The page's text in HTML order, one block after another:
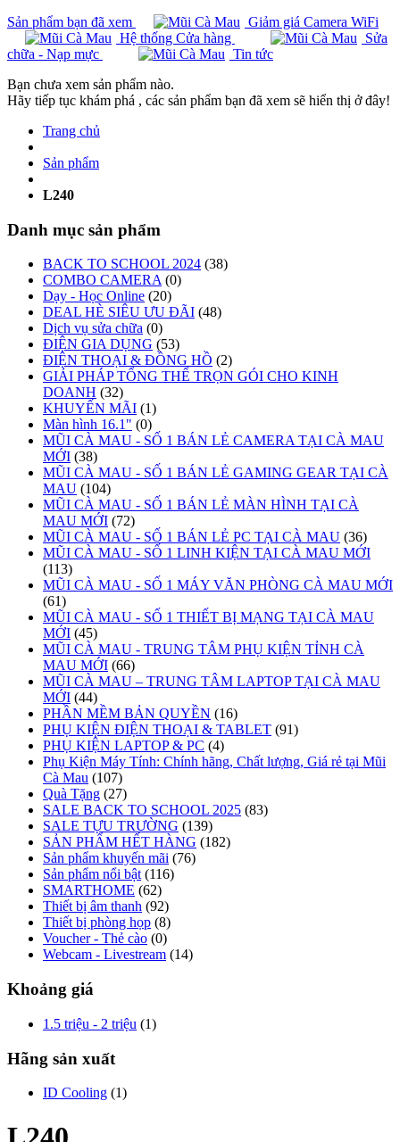
Sản phẩm bạn đã xem
Giảm giá Camera WiFi
Hệ thống Cửa hàng
Sửa
chữa - Nạp mực
Tin tức
Bạn chưa xem sản phẩm nào.
Hãy tiếp tục khám phá , các sản phẩm bạn đã xem sẽ hiển thị ở đây!
Trang chủ
Sản phẩm
L240
Danh mục sản phẩm
BACK TO SCHOOL 2024 (38)
COMBO CAMERA (0)
Dạy - Học Online (20)
DEAL HÈ SIÊU ƯU ĐÃI (48)
Dịch vụ sửa chữa (0)
ĐIỆN GIA DỤNG (53)
ĐIỆN THOẠI & ĐỒNG HỒ (2)
GIẢI PHÁP TỔNG THỂ TRỌN GÓI CHO KINH
DOANH (32)
KHUYẾN MÃI (1)
Màn hình 16.1" (0)
MŨI CÀ MAU - SỐ 1 BÁN LẺ CAMERA TẠI CÀ MAU
MỚI (38)
MŨI CÀ MAU - SỐ 1 BÁN LẺ GAMING GEAR TẠI CÀ
MAU (104)
MŨI CÀ MAU - SỐ 1 BÁN LẺ MÀN HÌNH TẠI CÀ
MAU MỚI (72)
MŨI CÀ MAU - SỐ 1 BÁN LẺ PC TẠI CÀ MAU (36)
MŨI CÀ MAU - SỐ 1 LINH KIỆN TẠI CÀ MAU MỚI
(113)
MŨI CÀ MAU - SỐ 1 MÁY VĂN PHÒNG CÀ MAU MỚI
(61)
MŨI CÀ MAU - SỐ 1 THIẾT BỊ MẠNG TẠI CÀ MAU
MỚI (45)
MŨI CÀ MAU - TRUNG TÂM PHỤ KIỆN TỈNH CÀ
MAU MỚI (66)
MŨI CÀ MAU – TRUNG TÂM LAPTOP TẠI CÀ MAU
MỚI (44)
PHẦN MỀM BẢN QUYỀN (16)
PHỤ KIỆN ĐIỆN THOẠI & TABLET (91)
PHỤ KIỆN LAPTOP & PC (4)
Phụ Kiện Máy Tính: Chính hãng, Chất lượng, Giá rẻ tại Mũi
Cà Mau (107)
Quà Tặng (27)
SALE BACK TO SCHOOL 2025 (83)
SALE TỰU TRƯỜNG (139)
SẢN PHẨM HẾT HÀNG (182)
Sản phẩm khuyến mãi (76)
Sản phẩm nổi bật (116)
SMARTHOME (62)
Thiết bị âm thanh (92)
Thiết bị phòng họp (8)
Voucher - Thẻ cào (0)
Webcam - Livestream (14)
Khoảng giá
1.5 triệu - 2 triệu (1)
Hãng sản xuất
ID Cooling (1)